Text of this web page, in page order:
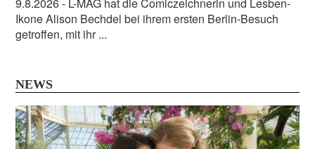
9.8.2026- L-MAG hat die Comiczeichnerin und Lesben-
Ikone Alison Bechdel bei ihrem ersten Berlin-Besuch
getroffen, mit ihr ...
NEWS